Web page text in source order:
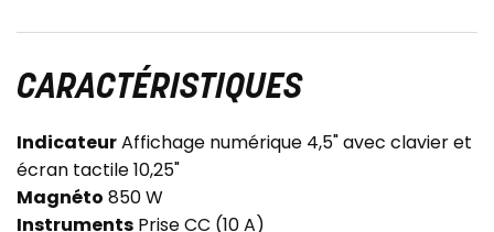
CARACTÉRISTIQUES
IndicateurAffichage numérique 4,5" avec clavier et
écran tactile 10,25"
Magnéto 850 W
Instruments Prise CC (10 A)